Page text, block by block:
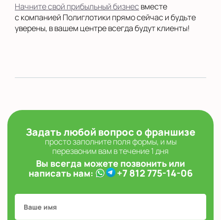
Начните свой прибыльный бизнес вместе
с компанией Полиглотики прямо сейчас и будьте
уверены, в вашем центре всегда будут клиенты!
Задать любой вопрос о франшизе
просто заполните поля формы, и мы
перезвоним вам в течение 1 дня
Вы всегда можете позвонить или
написать нам:
+7 812 775-14-06